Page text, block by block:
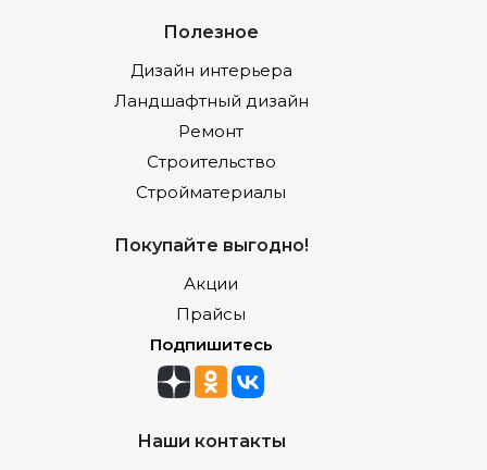
Полезное
Дизайн интерьера
Ландшафтный дизайн
Ремонт
Строительство
Стройматериалы
Покупайте выгодно!
Акции
Прайсы
Подпишитесь
Наши контакты